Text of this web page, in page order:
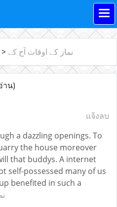
> نماز کے اوقات آج کے
อ่าน)
แจ้งลบ
a dazzling openings. To
the house moreover
that buddys. A internet
self-possessed many of us
benefited in such a